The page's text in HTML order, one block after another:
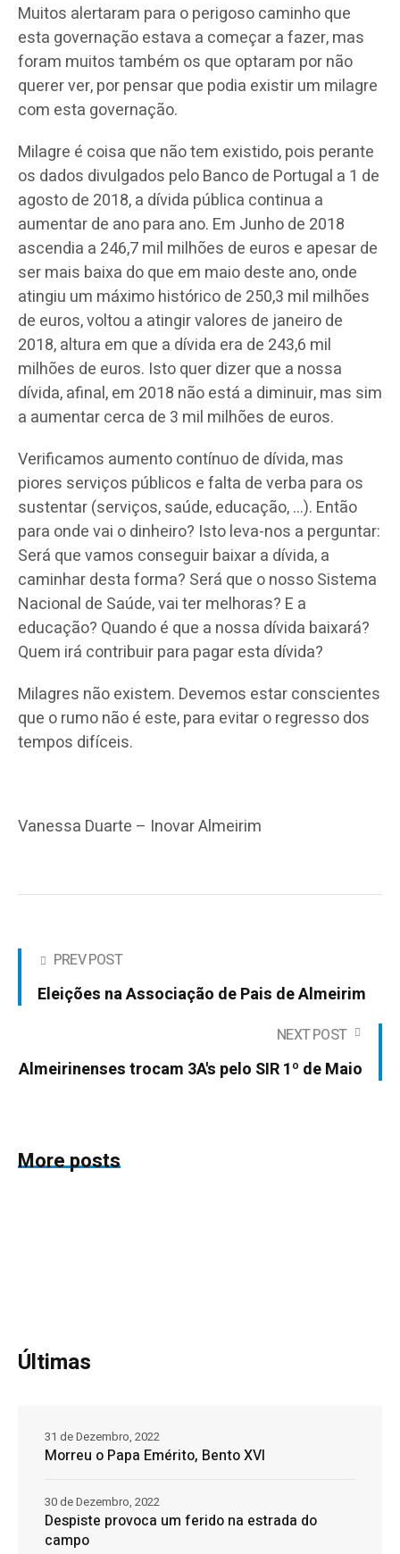
Muitos alertaram para o perigoso caminho que
esta governação estava a começar a fazer, mas
foram muitos também os que optaram por não
querer ver, por pensar que podia existir um milagre
com esta governação.
Milagre é coisa que não tem existido, pois perante
os dados divulgados pelo Banco de Portugal a 1 de
agosto de 2018, a dívida pública continua a
aumentar de ano para ano. Em Junho de 2018
ascendia a 246,7 mil milhões de euros e apesar de
ser mais baixa do que em maio deste ano, onde
atingiu um máximo histórico de 250,3 mil milhões
de euros, voltou a atingir valores de janeiro de
2018, altura em que a dívida era de 243,6 mil
milhões de euros. Isto quer dizer que a nossa
dívida, afinal, em 2018 não está a diminuir, mas sim
a aumentar cerca de 3 mil milhões de euros.
Verificamos aumento contínuo de dívida, mas
piores serviços públicos e falta de verba para os
sustentar (serviços, saúde, educação, …). Então
para onde vai o dinheiro? Isto leva-nos a perguntar:
Será que vamos conseguir baixar a dívida, a
caminhar desta forma? Será que o nosso Sistema
Nacional de Saúde, vai ter melhoras? E a
educação? Quando é que a nossa dívida baixará?
Quem irá contribuir para pagar esta dívida?
Milagres não existem. Devemos estar conscientes
que o rumo não é este, para evitar o regresso dos
tempos difíceis.
Vanessa Duarte – Inovar Almeirim
PREV POST
Eleições na Associação de Pais de Almeirim
NEXT POST
Almeirinenses trocam 3A's pelo SIR 1º de Maio
More posts
Últimas
Morreu o Papa Emérito, Bento XVI
31 de Dezembro, 2022
Despiste provoca um ferido na estrada do
campo
30 de Dezembro, 2022